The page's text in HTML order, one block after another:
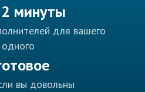
минуты
для вашего
вы довольны